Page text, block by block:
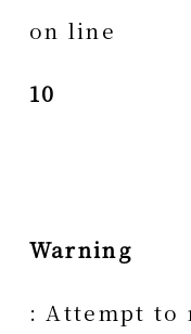
on line
10
Warning
: Attempt to